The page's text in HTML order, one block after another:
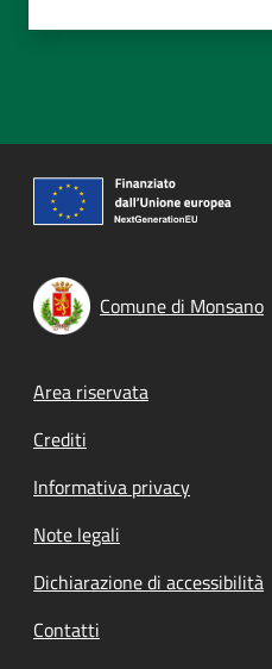
Comune di Monsano
Footer menu
Area riservata
Crediti
Informativa privacy
Note legali
Dichiarazione di accessibilità
Contatti